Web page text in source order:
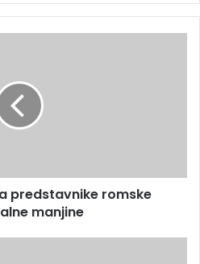
predstavnike romske
manjine